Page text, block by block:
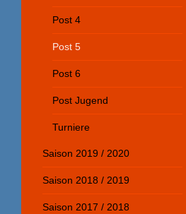
Post 4
Post 5
Post 6
Post Jugend
Turniere
Saison 2019 / 2020
Saison 2018 / 2019
Saison 2017 / 2018